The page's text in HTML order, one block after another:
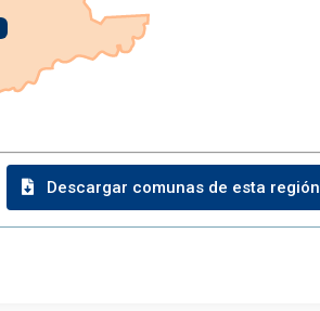
Descargar comunas de esta región